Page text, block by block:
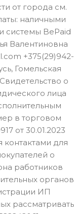
от города см.
наличными
системы BePaid
Валентиновна
+375(29)942-
Гомельская
о
лица
в торговом
от 30.01.2023
контактами для
о
работников
органов
ИП
рассматривать